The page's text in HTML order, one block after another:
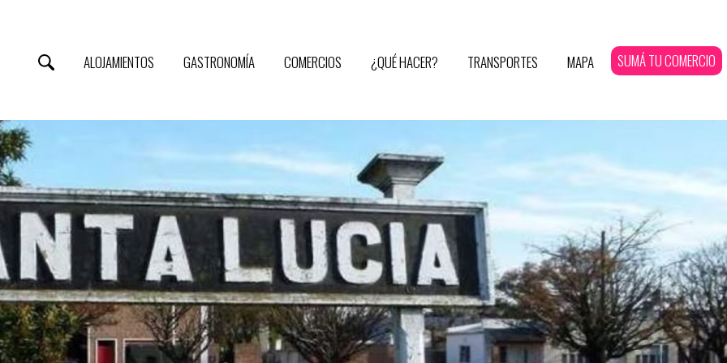
ALOJAMIENTOS GASTRONOMÍA COMERCIOS ¿QUÉ HACER? TRANSPORTES MAPA SUMÁ TU COMERCIO